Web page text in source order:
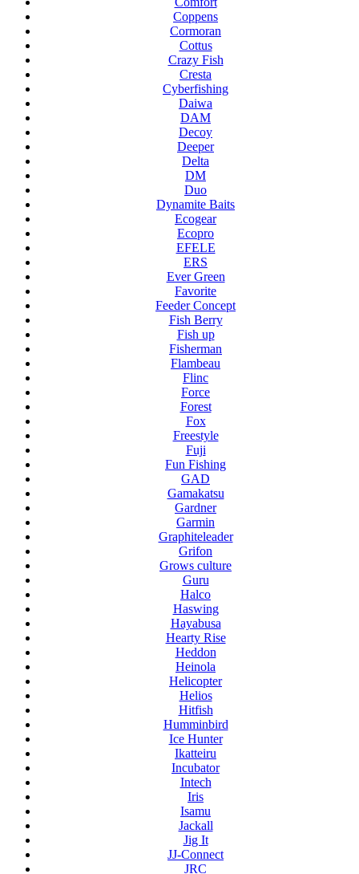
Coppens
Cormoran
Cottus
Crazy Fish
Cresta
Cyberfishing
Daiwa
DAM
Decoy
Deeper
Delta
DM
Duo
Dynamite Baits
Ecogear
Ecopro
EFELE
ERS
Ever Green
Favorite
Feeder Concept
Fish Berry
Fish up
Fisherman
Flambeau
Flinc
Force
Forest
Fox
Freestyle
Fuji
Fun Fishing
GAD
Gamakatsu
Gardner
Garmin
Graphiteleader
Grifon
Grows culture
Guru
Halco
Haswing
Hayabusa
Hearty Rise
Heddon
Heinola
Helicopter
Helios
Hitfish
Humminbird
Ice Hunter
Ikatteiru
Incubator
Intech
Iris
Isamu
Jackall
Jig It
JJ-Connect
JRC